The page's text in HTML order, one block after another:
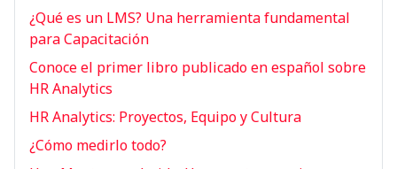
¿Qué es un LMS? Una herramienta fundamental
para Capacitación
Conoce el primer libro publicado en español sobre
HR Analytics
HR Analytics: Proyectos, Equipo y Cultura
¿Cómo medirlo todo?